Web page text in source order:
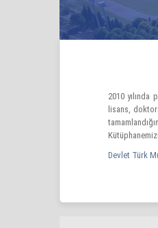
2010
lisans,
Devlet Türk